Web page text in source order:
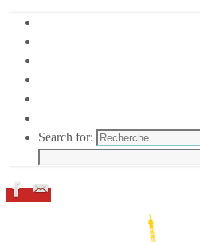
Search for: